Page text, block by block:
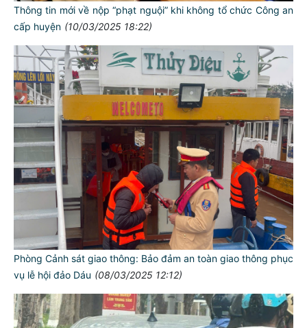
Thông tin mới về nộp “phạt nguội” khi không tổ chức Công an
cấp huyện (10/03/2025 18:22)
Phòng Cảnh sát giao thông: Bảo đảm an toàn giao thông phục
vụ lễ hội đảo Dáu (08/03/2025 12:12)